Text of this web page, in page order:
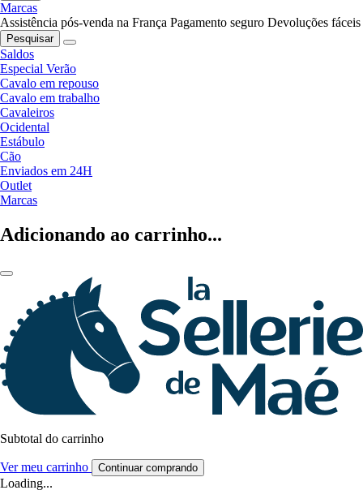
Marcas
Assistência pós-venda na França Pagamento seguro Devoluções fáceis
Pesquisar
Saldos
Especial Verão
Cavalo em repouso
Cavalo em trabalho
Cavaleiros
Ocidental
Estábulo
Cão
Enviados em 24H
Outlet
Marcas
Adicionando ao carrinho...
Subtotal do carrinho
Ver meu carrinho Continuar comprando
Loading...